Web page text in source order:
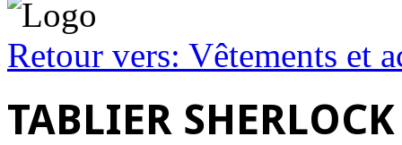
Retour vers: Vêtements et
TABLIER